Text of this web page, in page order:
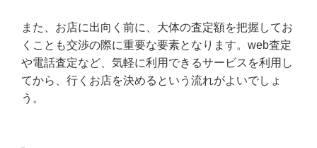
また、お店に出向く前に、大体の査定額を把握してお
くことも交渉の際に重要な要素となります。web査定
や電話査定など、気軽に利用できるサービスを利用し
てから、行くお店を決めるという流れがよいでしょ
う。